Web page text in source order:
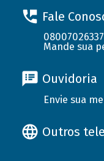
Fale
08007026337
Mande sua
Ouvidoria
Envie sua
Outros